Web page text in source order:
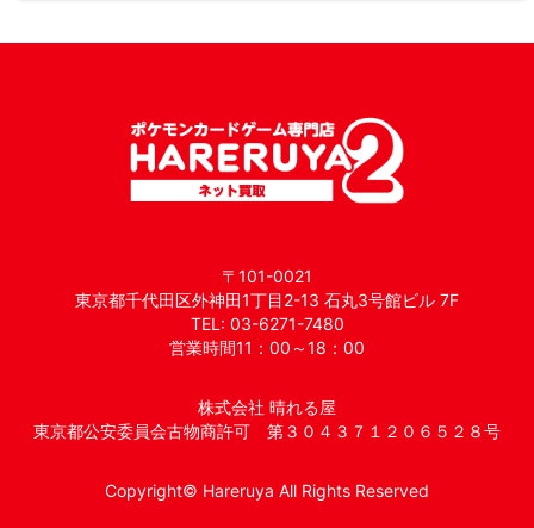
〒101-0021
東京都千代田区外神田1丁目2-13 石丸3号館ビル 7F
TEL: 03-6271-7480
営業時間11：00～18：00
株式会社 晴れる屋
東京都公安委員会古物商許可 第３０４３７１２０６５２８号
Copyright© Hareruya All Rights Reserved